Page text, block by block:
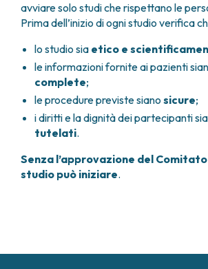
avviare solo studi che rispettano le
Prima dell’inizio di ogni studio verifica
lo studio sia etico e
le informazioni fornite ai pazienti
complete;
le procedure previste siano sicure;
i diritti e la dignità dei partecipanti
tutelati.
Senza l’approvazione del
studio può iniziare.